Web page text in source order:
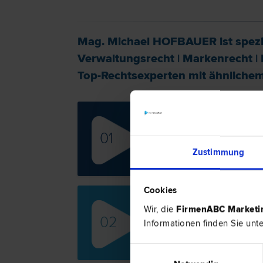
Zustimmung
Cookies
Wir, die FirmenABC
Informationen finden Sie
Mag. Michael HOFBAUER ist
Verwaltungs­recht | Marken­recht |
Top-Rechtsexperten mit
01
02